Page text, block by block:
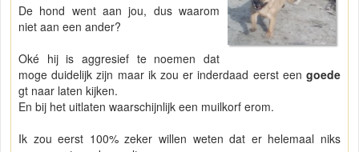
De hond went aan jou, dus waarom
niet aan een ander?
Oké hij is aggresief te noemen dat
moge duidelijk zijn maar ik zou er inderdaad eerst een goede
gt naar laten kijken.
En bij het uitlaten waarschijnlijk een muilkorf erom.
Ik zou eerst 100% zeker willen weten dat er helemaal niks